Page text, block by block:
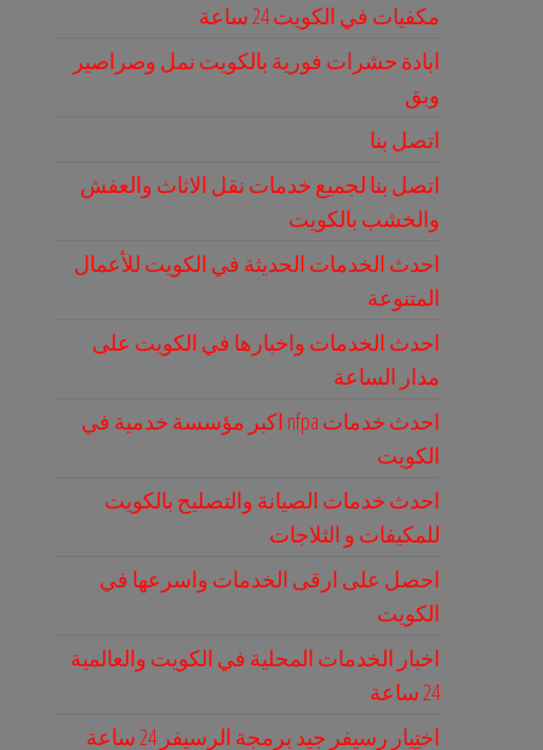
مكفيات في الكويت 24 ساعة
ابادة حشرات فورية بالكويت نمل وصراصير
وبق
اتصل بنا
اتصل بنا لجميع خدمات نقل الاثاث والعفش
والخشب بالكويت
احدث الخدمات الحديثة في الكويت للأعمال
المتنوعة
احدث الخدمات واخبارها في الكويت على
مدار الساعة
احدث خدمات nfpa اكبر مؤسسة خدمية في
الكويت
احدث خدمات الصيانة والتصليح بالكويت
للمكيفات و الثلاجات
احصل على ارقى الخدمات واسرعها في
الكويت
اخبار الخدمات المحلية في الكويت والعالمية
24 ساعة
اختِيار رسيفر جيد برمجة الرسيفر 24 ساعة